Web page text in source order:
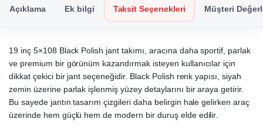
Açıklama Ek bilgi Taksit Seçenekleri Müşteri
19 inç 5×108 Black Polish jant takımı, aracına daha sportif, parlak
ve premium bir görünüm kazandırmak isteyen kullanıcılar için
dikkat çekici bir jant seçeneğidir. Black Polish renk yapısı, siyah
zemin üzerine parlak işlenmiş yüzey detaylarını bir araya getirir.
Bu sayede jantın tasarım çizgileri daha belirgin hale gelirken araç
üzerinde hem güçlü hem de modern bir duruş elde edilir.